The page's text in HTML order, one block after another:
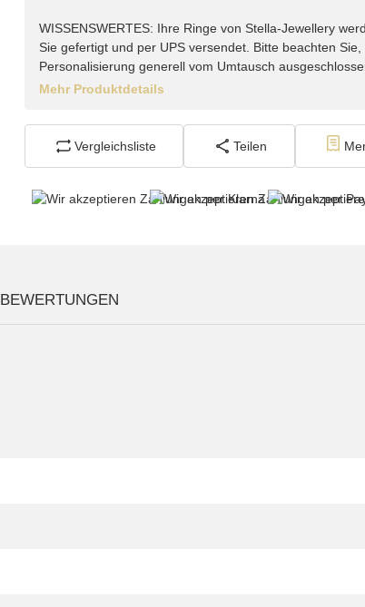
WISSENSWERTES: Ihre Ringe von Stella-Jewellery
Sie gefertigt und per UPS versendet. Bitte beachten
Personalisierung generell vom Umtausch
Mehr Produktdetails
Vergleichsliste Teilen
BEWERTUNGEN